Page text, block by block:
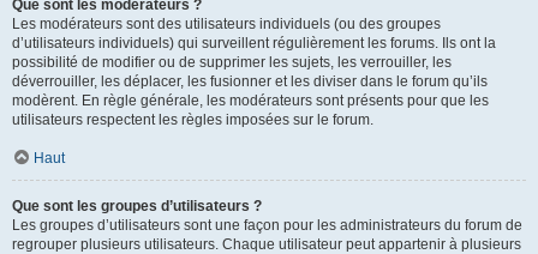
Que sont les modérateurs ?
Les modérateurs sont des utilisateurs individuels (ou des groupes
d’utilisateurs individuels) qui surveillent régulièrement les forums. Ils ont la
possibilité de modifier ou de supprimer les sujets, les verrouiller, les
déverrouiller, les déplacer, les fusionner et les diviser dans le forum qu’ils
modèrent. En règle générale, les modérateurs sont présents pour que les
utilisateurs respectent les règles imposées sur le forum.
Haut
Que sont les groupes d’utilisateurs ?
Les groupes d’utilisateurs sont une façon pour les administrateurs du forum de
regrouper plusieurs utilisateurs. Chaque utilisateur peut appartenir à plusieurs